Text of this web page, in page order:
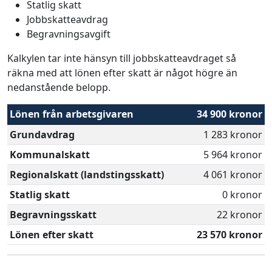
Statlig skatt
Jobbskatteavdrag
Begravningsavgift
Kalkylen tar inte hänsyn till jobbskatteavdraget så
räkna med att lönen efter skatt är något högre än
nedanstående belopp.
Lönen från arbetsgivaren
34 900 kronor
Grundavdrag
1 283 kronor
Kommunalskatt
5 964 kronor
Regionalskatt (landstingsskatt)
4 061 kronor
Statlig skatt
0 kronor
Begravningsskatt
22 kronor
Lönen efter skatt
23 570 kronor